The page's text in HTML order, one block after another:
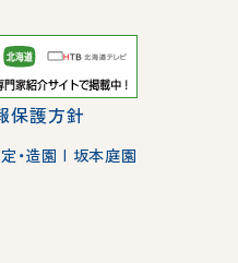
保護方針
・造園 | 坂本庭園